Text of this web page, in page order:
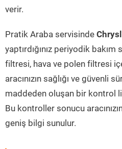
verir.
Pratik Araba servisinde
yaptırdığınız periyodik
filtresi, hava ve polen filtresi
aracınızın sağlığı ve güvenli
maddeden oluşan bir kontrol
Bu kontroller sonucu
geniş bilgi sunulur.